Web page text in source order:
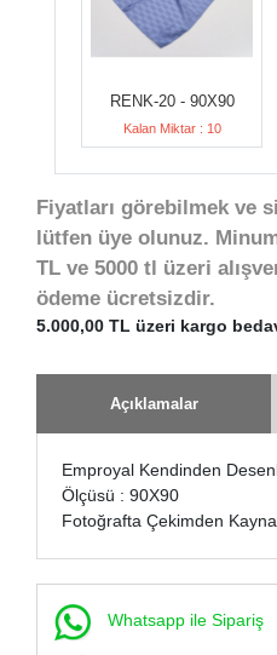
RENK-20 - 90X90
Kalan Miktar : 10
Fiyatları görebilmek ve
lütfen üye olunuz.
TL ve 5000 tl üzeri
ödeme ücretsizdir.
5.000,00 TL üzeri kargo
Açıklamalar
Emproyal Kendinden
Ölçüsü : 90X90
Fotoğrafta Çekimden
Whatsapp ile Sipariş